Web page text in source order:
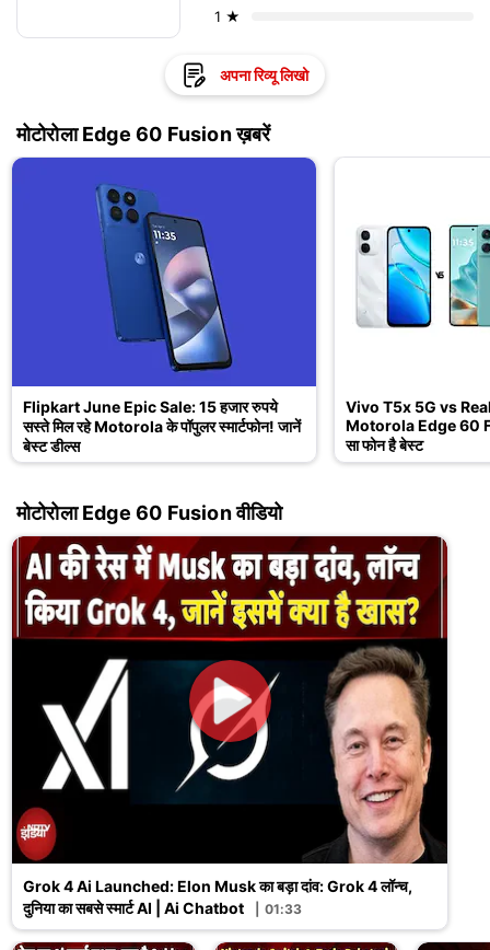
1 ★
अपना रिव्यू लिखो
मोटोरोला Edge 60 Fusion ख़बरें
Flipkart June Epic Sale: 15 हजार रुपये
सस्ते मिल रहे Motorola के पॉपुलर स्मार्टफोन! जानें
बेस्ट डील्स
Vivo T5x 5G vs
Motorola Edge 60
सा फोन है बेस्ट
मोटोरोला Edge 60 Fusion वीडियो
Grok 4 Ai Launched: Elon Musk का बड़ा दांव: Grok 4 लॉन्च,
दुनिया का सबसे स्मार्ट AI | Ai Chatbot
01:33